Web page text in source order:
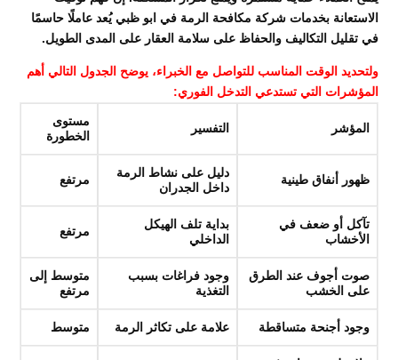
الاستعانة بخدمات شركة مكافحة الرمة في ابو ظبي يُعد عاملًا حاسمًا
في تقليل التكاليف والحفاظ على سلامة العقار على المدى الطويل.
ولتحديد الوقت المناسب للتواصل مع الخبراء، يوضح الجدول التالي أهم
المؤشرات التي تستدعي التدخل الفوري:
المؤشر التفسير
مستوى
الخطورة
ظهور أنفاق طينية
دليل على نشاط الرمة
داخل الجدران
مرتفع
تآكل أو ضعف في
الأخشاب
بداية تلف الهيكل
الداخلي
مرتفع
صوت أجوف عند الطرق
على الخشب
وجود فراغات بسبب
التغذية
متوسط إلى
مرتفع
وجود أجنحة متساقطة علامة على تكاثر الرمة متوسط